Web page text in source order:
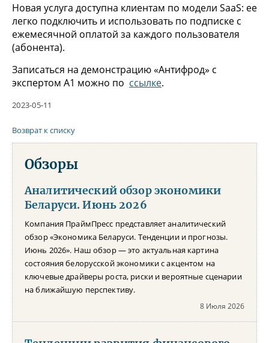
Новая услуга доступна клиентам по модели SaaS: ее
легко подключить и использовать по подписке с
ежемесячной оплатой за каждого пользователя
(абонента).
Записаться на демонстрацию «Антифрод» с
экспертом А1 можно по ссылке.
2023-05-11
Возврат к списку
Обзоры
Аналитический обзор экономики
Беларуси. Июнь 2026
Компания ПраймПресс представляет аналитический
обзор «Экономика Беларуси. Тенденции и прогнозы.
Июнь 2026». Наш обзор — это актуальная картина
состояния белорусской экономики с акцентом на
ключевые драйверы роста, риски и вероятные сценарии
на ближайшую перспективу.
8 Июля 2026